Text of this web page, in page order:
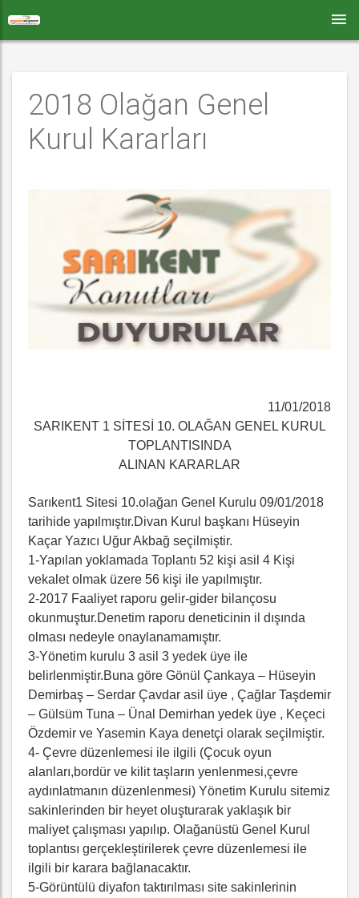
2018 Olağan Genel
Kurul Kararları
11/01/2018
SARIKENT 1 SİTESİ 10. OLAĞAN GENEL KURUL
TOPLANTISINDA
ALINAN KARARLAR
Sarıkent1 Sitesi 10.olağan Genel Kurulu 09/01/2018
tarihide yapılmıştır.Divan Kurul başkanı Hüseyin
Kaçar Yazıcı Uğur Akbağ seçilmiştir.
1-Yapılan yoklamada Toplantı 52 kişi asil 4 Kişi
vekalet olmak üzere 56 kişi ile yapılmıştır.
2-2017 Faaliyet raporu gelir-gider bilançosu
okunmuştur.Denetim raporu deneticinin il dışında
olması nedeyle onaylanamamıştır.
3-Yönetim kurulu 3 asil 3 yedek üye ile
belirlenmiştir.Buna göre Gönül Çankaya – Hüseyin
Demirbaş – Serdar Çavdar asil üye , Çağlar Taşdemir
– Gülsüm Tuna – Ünal Demirhan yedek üye , Keçeci
Özdemir ve Yasemin Kaya denetçi olarak seçilmiştir.
4- Çevre düzenlemesi ile ilgili (Çocuk oyun
alanları,bordür ve kilit taşların yenlenmesi,çevre
aydınlatmanın düzenlenmesi) Yönetim Kurulu sitemiz
sakinlerinden bir heyet oluşturarak yaklaşık bir
maliyet çalışması yapılıp. Olağanüstü Genel Kurul
toplantısı gerçekleştirilerek çevre düzenlemesi ile
ilgili bir karara bağlanacaktır.
5-Görüntülü diyafon taktırılması site sakinlerinin